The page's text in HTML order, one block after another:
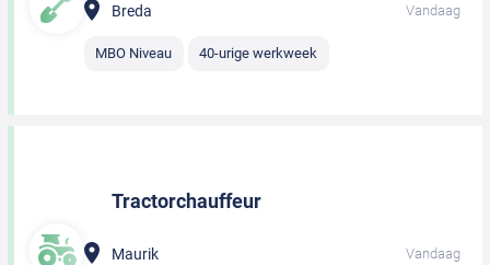
Breda Vandaag
MBO Niveau 40-urige werkweek
Tractorchauffeur
Maurik Vandaag